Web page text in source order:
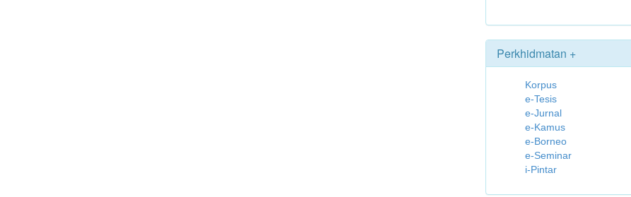
Perkhidmatan +
Korpus
e-Tesis
e-Jurnal
e-Kamus
e-Borneo
e-Seminar
i-Pintar